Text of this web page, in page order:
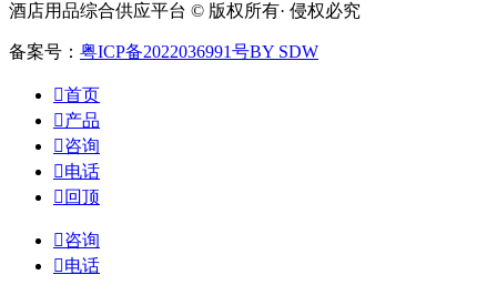
酒店用品综合供应平台 © 版权所有· 侵权必究
备案号： 粤ICP备2022036991号BY SDW
首页
产品
咨询
电话
 回顶
咨询
电话